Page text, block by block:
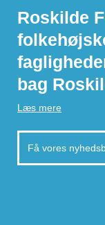
Roskilde
bag
Læs mere